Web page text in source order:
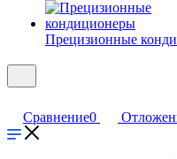
Прецизионные
Сравнение0